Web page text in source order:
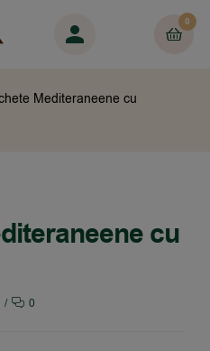
0
Mediteraneene cu
cu
0